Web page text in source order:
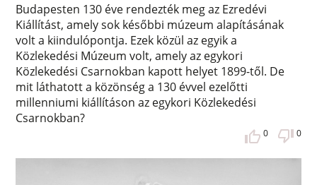
Budapesten 130 éve rendezték meg az Ezredévi
Kiállítást, amely sok későbbi múzeum alapításának
volt a kiindulópontja. Ezek közül az egyik a
Közlekedési Múzeum volt, amely az egykori
Közlekedési Csarnokban kapott helyet 1899-től. De
mit láthatott a közönség a 130 évvel ezelőtti
millenniumi kiállításon az egykori Közlekedési
Csarnokban?
0 0